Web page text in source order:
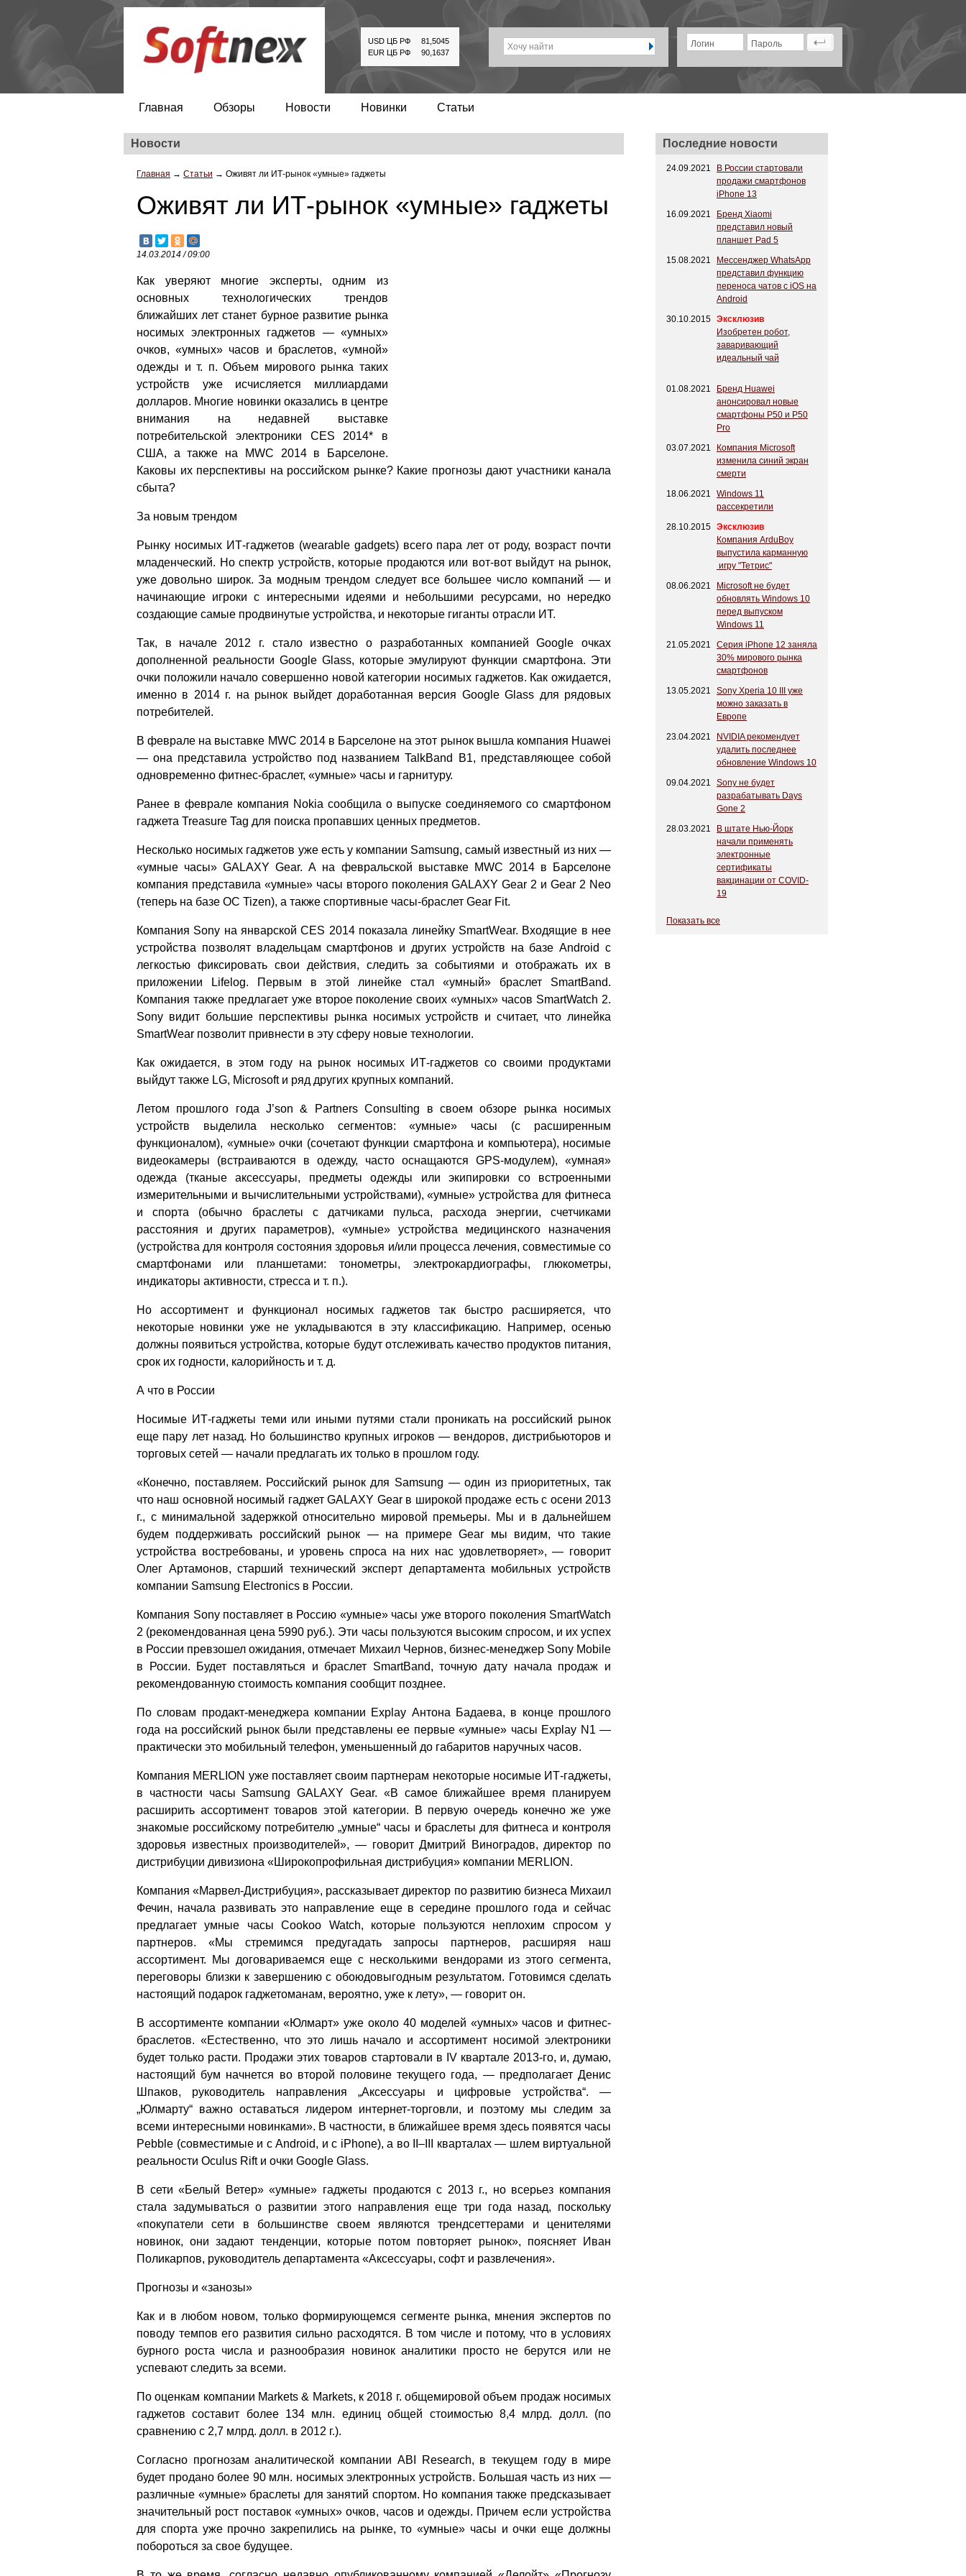
USD ЦБ РФ
81,5045
EUR ЦБ РФ
90,1637
Хочу найти Логин Пароль
Главная Обзоры Новости Новинки Статьи
Новости
Главная → Статьи → Оживят ли ИТ-рынок «умные» гаджеты
Оживят ли ИТ-рынок «умные» гаджеты
14.03.2014 / 09:00
Как уверяют многие эксперты, одним из
основных технологических трендов
ближайших лет станет бурное развитие рынка
носимых электронных гаджетов — «умных»
очков, «умных» часов и браслетов, «умной»
одежды и т. п. Объем мирового рынка таких
устройств уже исчисляется миллиардами
долларов. Многие новинки оказались в центре
внимания на недавней выставке
потребительской электроники CES 2014* в
США, а также на MWC 2014 в Барселоне.
Каковы их перспективы на российском рынке? Какие прогнозы дают участники канала
сбыта?
За новым трендом
Рынку носимых ИТ-гаджетов (wearable gadgets) всего пара лет от роду, возраст почти
младенческий. Но спектр устройств, которые продаются или вот-вот выйдут на рынок,
уже довольно широк. За модным трендом следует все большее число компаний — и
начинающие игроки с интересными идеями и небольшими ресурсами, но нередко
создающие самые продвинутые устройства, и некоторые гиганты отрасли ИТ.
Так, в начале 2012 г. стало известно о разработанных компанией Google очках
дополненной реальности Google Glass, которые эмулируют функции смартфона. Эти
очки положили начало совершенно новой категории носимых гаджетов. Как ожидается,
именно в 2014 г. на рынок выйдет доработанная версия Google Glass для рядовых
потребителей.
В феврале на выставке MWC 2014 в Барселоне на этот рынок вышла компания Huawei
— она представила устройство под названием TalkBand B1, представляющее собой
одновременно фитнес-браслет, «умные» часы и гарнитуру.
Ранее в феврале компания Nokia сообщила о выпуске соединяемого со смартфоном
гаджета Treasure Tag для поиска пропавших ценных предметов.
Несколько носимых гаджетов уже есть у компании Samsung, самый известный из них —
«умные часы» GALAXY Gear. А на февральской выставке MWC 2014 в Барселоне
компания представила «умные» часы второго поколения GALAXY Gear 2 и Gear 2 Neo
(теперь на базе ОС Tizen), а также спортивные часы-браслет Gear Fit.
Компания Sony на январской CES 2014 показала линейку SmartWear. Входящие в нее
устройства позволят владельцам смартфонов и других устройств на базе Android с
легкостью фиксировать свои действия, следить за событиями и отображать их в
приложении Lifelog. Первым в этой линейке стал «умный» браслет SmartBand.
Компания также предлагает уже второе поколение своих «умных» часов SmartWatch 2.
Sony видит большие перспективы рынка носимых устройств и считает, что линейка
SmartWear позволит привнести в эту сферу новые технологии.
Как ожидается, в этом году на рынок носимых ИТ-гаджетов со своими продуктами
выйдут также LG, Microsoft и ряд других крупных компаний.
Летом прошлого года J’son & Partners Consulting в своем обзоре рынка носимых
устройств выделила несколько сегментов: «умные» часы (с расширенным
функционалом), «умные» очки (сочетают функции смартфона и компьютера), носимые
видеокамеры (встраиваются в одежду, часто оснащаются GPS-модулем), «умная»
одежда (тканые аксессуары, предметы одежды или экипировки со встроенными
измерительными и вычислительными устройствами), «умные» устройства для фитнеса
и спорта (обычно браслеты с датчиками пульса, расхода энергии, счетчиками
расстояния и других параметров), «умные» устройства медицинского назначения
(устройства для контроля состояния здоровья и/или процесса лечения, совместимые со
смартфонами или планшетами: тонометры, электрокардиографы, глюкометры,
индикаторы активности, стресса и т. п.).
Но ассортимент и функционал носимых гаджетов так быстро расширяется, что
некоторые новинки уже не укладываются в эту классификацию. Например, осенью
должны появиться устройства, которые будут отслеживать качество продуктов питания,
срок их годности, калорийность и т. д.
А что в России
Носимые ИТ-гаджеты теми или иными путями стали проникать на российский рынок
еще пару лет назад. Но большинство крупных игроков — вендоров, дистрибьюторов и
торговых сетей — начали предлагать их только в прошлом году.
«Конечно, поставляем. Российский рынок для Samsung — один из приоритетных, так
что наш основной носимый гаджет GALAXY Gear в широкой продаже есть с осени 2013
г., с минимальной задержкой относительно мировой премьеры. Мы и в дальнейшем
будем поддерживать российский рынок — на примере Gear мы видим, что такие
устройства востребованы, и уровень спроса на них нас удовлетворяет», — говорит
Олег Артамонов, старший технический эксперт департамента мобильных устройств
компании Samsung Electronics в России.
Компания Sony поставляет в Россию «умные» часы уже второго поколения SmartWatch
2 (рекомендованная цена 5990 руб.). Эти часы пользуются высоким спросом, и их успех
в России превзошел ожидания, отмечает Михаил Чернов, бизнес-менеджер Sony Mobile
в России. Будет поставляться и браслет SmartBand, точную дату начала продаж и
рекомендованную стоимость компания сообщит позднее.
По словам продакт-менеджера компании Explay Антона Бадаева, в конце прошлого
года на российский рынок были представлены ее первые «умные» часы Explay N1 —
практически это мобильный телефон, уменьшенный до габаритов наручных часов.
Компания MERLION уже поставляет своим партнерам некоторые носимые ИТ-гаджеты,
в частности часы Samsung GALAXY Gear. «В самое ближайшее время планируем
расширить ассортимент товаров этой категории. В первую очередь конечно же уже
знакомые российскому потребителю „умные“ часы и браслеты для фитнеса и контроля
здоровья известных производителей», — говорит Дмитрий Виноградов, директор по
дистрибуции дивизиона «Широкопрофильная дистрибуция» компании MERLION.
Компания «Марвел-Дистрибуция», рассказывает директор по развитию бизнеса Михаил
Фечин, начала развивать это направление еще в середине прошлого года и сейчас
предлагает умные часы Cookoo Watch, которые пользуются неплохим спросом у
партнеров. «Мы стремимся предугадать запросы партнеров, расширяя наш
ассортимент. Мы договариваемся еще с несколькими вендорами из этого сегмента,
переговоры близки к завершению с обоюдовыгодным результатом. Готовимся сделать
настоящий подарок гаджетоманам, вероятно, уже к лету», — говорит он.
В ассортименте компании «Юлмарт» уже около 40 моделей «умных» часов и фитнес-
браслетов. «Естественно, что это лишь начало и ассортимент носимой электроники
будет только расти. Продажи этих товаров стартовали в IV квартале 2013-го, и, думаю,
настоящий бум начнется во второй половине текущего года, — предполагает Денис
Шпаков, руководитель направления „Аксессуары и цифровые устройства“. —
„Юлмарту“ важно оставаться лидером интернет-торговли, и поэтому мы следим за
всеми интересными новинками». В частности, в ближайшее время здесь появятся часы
Pebble (совместимые и с Android, и с iPhone), а во II–III кварталах — шлем виртуальной
реальности Oculus Rift и очки Google Glass.
В сети «Белый Ветер» «умные» гаджеты продаются с 2013 г., но всерьез компания
стала задумываться о развитии этого направления еще три года назад, поскольку
«покупатели сети в большинстве своем являются трендсеттерами и ценителями
новинок, они задают тенденции, которые потом повторяет рынок», поясняет Иван
Поликарпов, руководитель департамента «Аксессуары, софт и развлечения».
Прогнозы и «занозы»
Как и в любом новом, только формирующемся сегменте рынка, мнения экспертов по
поводу темпов его развития сильно расходятся. В том числе и потому, что в условиях
бурного роста числа и разнообразия новинок аналитики просто не берутся или не
успевают следить за всеми.
По оценкам компании Markets & Markets, к 2018 г. общемировой объем продаж носимых
гаджетов составит более 134 млн. единиц общей стоимостью 8,4 млрд. долл. (по
сравнению с 2,7 млрд. долл. в 2012 г.).
Согласно прогнозам аналитической компании ABI Research, в текущем году в мире
будет продано более 90 млн. носимых электронных устройств. Большая часть из них —
различные «умные» браслеты для занятий спортом. Но компания также предсказывает
значительный рост поставок «умных» очков, часов и одежды. Причем если устройства
для спорта уже прочно закрепились на рынке, то «умные» часы и очки еще должны
побороться за свое будущее.
Последние новости
24.09.2021
В России стартовали
продажи смартфонов
iPhone 13
16.09.2021
Бренд Xiaomi
представил новый
планшет Pad 5
15.08.2021
Мессенджер WhatsApp
представил функцию
переноса чатов с iOS на
Android
30.10.2015 Эксклюзив
Изобретен робот,
заваривающий
идеальный чай
01.08.2021
Бренд Huawei
анонсировал новые
смартфоны P50 и P50
Pro
03.07.2021
Компания Microsoft
изменила синий экран
смерти
18.06.2021
Windows 11
рассекретили
28.10.2015 Эксклюзив
Компания ArduBoy
выпустила карманную
игру "Тетрис"
08.06.2021
Microsoft не будет
обновлять Windows 10
перед выпуском
Windows 11
21.05.2021
Серия iPhone 12 заняла
30% мирового рынка
смартфонов
13.05.2021
Sony Xperia 10 III уже
можно заказать в
Европе
23.04.2021
NVIDIA рекомендует
удалить последнее
обновление Windows 10
09.04.2021
Sony не будет
разрабатывать Days
Gone 2
28.03.2021
В штате Нью-Йорк
начали применять
электронные
сертификаты
вакцинации от COVID-
19
Показать все